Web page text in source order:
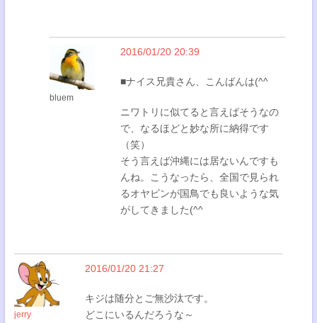
bluem
2016/01/20 20:39
■ナイス兄貴さん、こんばんは(^^
ニワトリに似てると言えばそうなの
で、なるほどと妙な所に納得です
（笑）
そう言えば沖縄には居ないんですも
んね。こうなったら、全国で見られ
るオヤビンが国鳥でも良いような気
がしてきました(^^
jerry
2016/01/20 21:27
キジは随分とご無沙汰です。
どこにいるんだろうな～